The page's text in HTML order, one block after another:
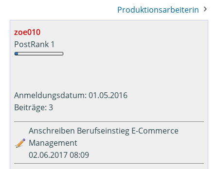
Produktionsarbeiterin
zoe010
PostRank 1
Anmeldungsdatum: 01.05.2016
Beiträge: 3
Anschreiben Berufseinstieg E-Commerce
Management
02.06.2017 08:09